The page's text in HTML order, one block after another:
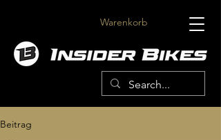
Warenkorb
Beitrag